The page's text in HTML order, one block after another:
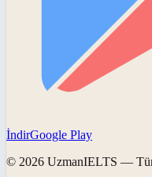
İndirGoogle Play
© 2026 UzmanIELTS —